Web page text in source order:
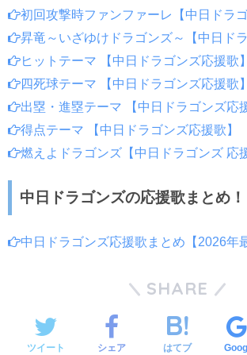
初回攻撃時ファンファーレ【中日ドラ
昇竜～いざゆけドラゴンズ～【中日ド
ヒットテーマ 【中日ドラゴンズ応援歌】
四死球テーマ 【中日ドラゴンズ応援歌】
出塁・進塁テーマ 【中日ドラゴンズ応
得点テーマ 【中日ドラゴンズ応援歌】
燃えよドラゴンズ【中日ドラゴンズ 応
中日ドラゴンズの応援歌まとめ！
中日ドラゴンズ応援歌まとめ【2026年
SHARE
ツイート シェア はてブ